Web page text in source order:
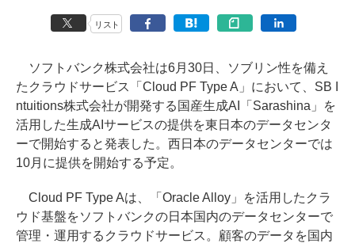
リスト
ソフトバンク株式会社は6月30日、ソブリン性を備え
たクラウドサービス「Cloud PF Type A」において、SB I
ntuitions株式会社が開発する国産生成AI「Sarashina」を
活用した生成AIサービスの提供を東日本のデータセンタ
ーで開始すると発表した。西日本のデータセンターでは
10月に提供を開始する予定。
Cloud PF Type Aは、「Oracle Alloy」を活用したクラ
ウド基盤をソフトバンクの日本国内のデータセンターで
管理・運用するクラウドサービス。顧客のデータを国内